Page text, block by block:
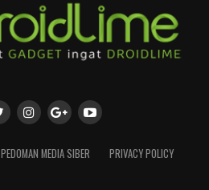
PEDOMAN MEDIA SIBER PRIVACY POLICY